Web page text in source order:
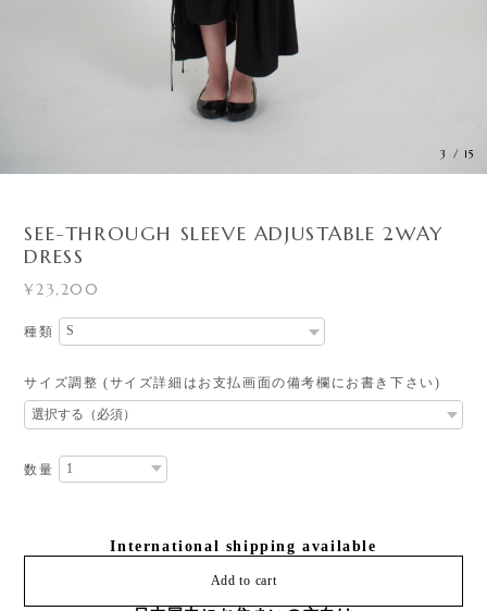
4 / 15
SEE-THROUGH SLEEVE ADJUSTABLE 2WAY
DRESS
¥23,200
種類
サイズ調整 (サイズ詳細はお支払画面の備考欄にお書き下さい)
数量
International shipping available
Add to cart